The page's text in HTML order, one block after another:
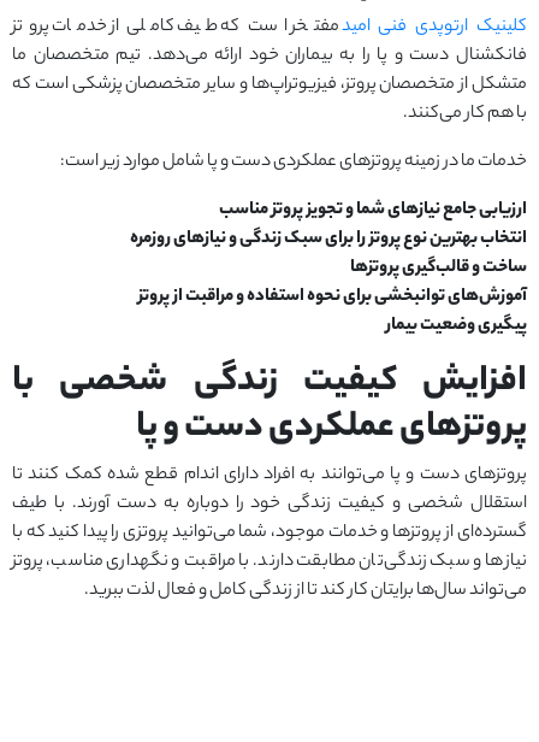
کلینیک ارتوپدی فنی امیدمفتخر است که طیف کاملی از خدمات پروتز
فانکشنال دست و پا را به بیماران خود ارائه می‌دهد. تیم متخصصان ما
متشکل از متخصصان پروتز، فیزیوتراپ‌ها و سایر متخصصان پزشکی است که
با هم کار می‌کنند.
خدمات ما در زمینه پروتزهای عملکردی دست و پا شامل موارد زیر است:
ارزیابی جامع نیازهای شما و تجویز پروتز مناسب
انتخاب بهترین نوع پروتز را برای سبک زندگی و نیازهای روزمره
ساخت و قالب‌گیری پروتزها
آموزش‌های توانبخشی برای نحوه استفاده و مراقبت از پروتز
پیگیری وضعیت بیمار
افزایش کیفیت زندگی شخصی با
پروتزهای عملکردی دست و پا
پروتزهای دست و پا می‌توانند به افراد دارای اندام قطع شده کمک کنند تا
استقلال شخصی و کیفیت زندگی خود را دوباره به دست آورند. با طیف
گسترده‌ای از پروتزها و خدمات موجود، شما می‌توانید پروتزی را پیدا کنید که با
نیازها و سبک زندگی‌تان مطابقت دارند. با مراقبت و نگهداری مناسب، پروتز
می‌تواند سال‌ها برایتان کار کند تا از زندگی کامل و فعال لذت ببرید.